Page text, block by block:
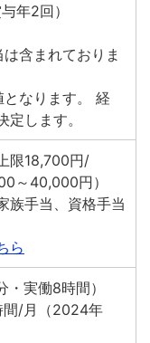
年2回）
含まれておりま
なります。 経
します。
限18,700円/
～40,000円）
族手当、資格手当
ら
実働8時間）
間/月（2024年